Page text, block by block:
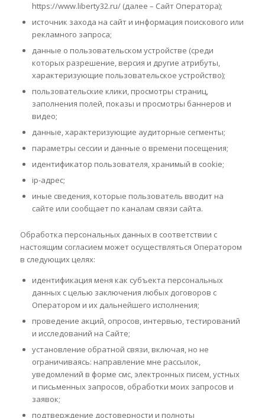
https://www.liberty32.ru/(далее – Сайт Оператора);
источник захода на сайт и информация поискового или
рекламного запроса;
данные о пользовательском устройстве (среди
которых разрешение, версия и другие атрибуты,
характеризующие пользовательское устройство);
пользовательские клики, просмотры страниц,
заполнения полей, показы и просмотры баннеров и
видео;
данные, характеризующие аудиторные сегменты;
параметры сессии и данные о времени посещения;
идентификатор пользователя, хранимый в cookie;
ip-адрес;
иные сведения, которые пользователь вводит на
сайте или сообщает по каналам связи сайта.
Обработка персональных данных в соответствии с
настоящим согласием может осуществляться Оператором
в следующих целях:
идентификация меня как субъекта персональных
данных с целью заключения любых договоров с
Оператором и их дальнейшего исполнения;
проведение акций, опросов, интервью, тестирований
и исследований на Сайте;
установление обратной связи, включая, но не
ограничиваясь: направление мне рассылок,
уведомлений в форме смс, электронных писем, устных
и письменных запросов, обработки моих запросов и
заявок;
подтверждение достоверности и полноты